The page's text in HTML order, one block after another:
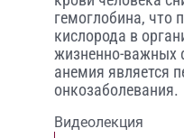
гемоглобина, что
кислорода в
жизненно-важных
анемия является
онкозаболевания.
Видеолекция